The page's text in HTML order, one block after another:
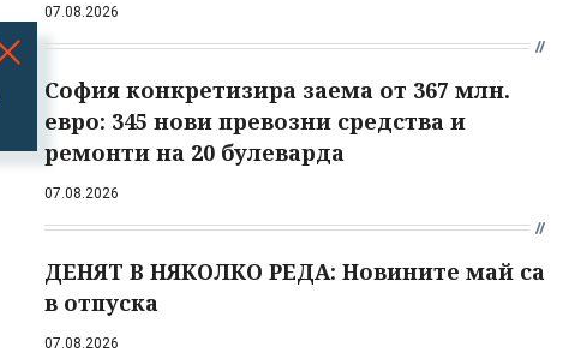
07.08.2026
София конкретизира заема от 367 млн.
евро: 345 нови превозни средства и
ремонти на 20 булеварда
07.08.2026
ДЕНЯТ В НЯКОЛКО РЕДА: Новините май са
в отпуска
07.08.2026